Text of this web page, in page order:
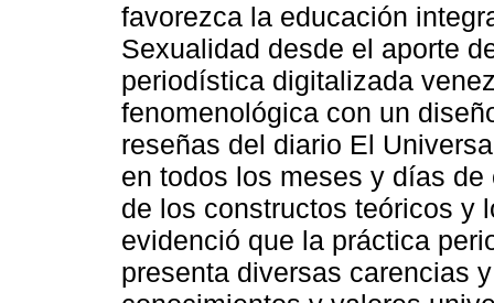
favorezca la educación
Sexualidad desde el aporte
periodística digitalizada
fenomenológica con un
reseñas del diario El
en todos los meses y días
de los constructos teóricos y
evidenció que la práctica
presenta diversas carencias